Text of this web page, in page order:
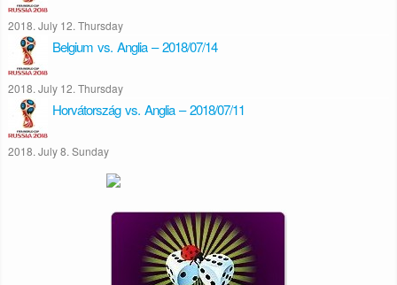
2018. July 12. Thursday
Belgium vs. Anglia – 2018/07/14
2018. July 12. Thursday
Horvátország vs. Anglia – 2018/07/11
2018. July 8. Sunday